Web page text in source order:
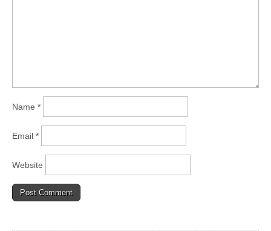
Name *
Email *
Website